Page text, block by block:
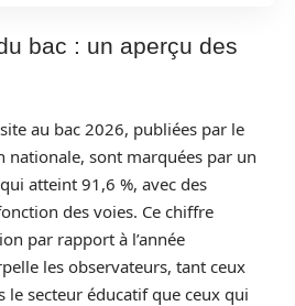
bac : un aperçu des
au bac 2026, publiées par le
nationale, sont marquées par un
atteint 91,6 %, avec des
des voies. Ce chiffre
par rapport à l’année
les observateurs, tant ceux
secteur éducatif que ceux qui